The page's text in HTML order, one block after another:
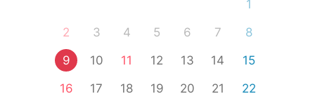
1
2
3 4 5 6 7
8
9
10 11 12 13 14
15
16
17 18 19 20 21
22